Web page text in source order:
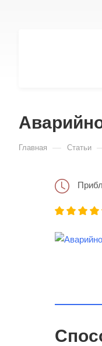
Главная — Статьи